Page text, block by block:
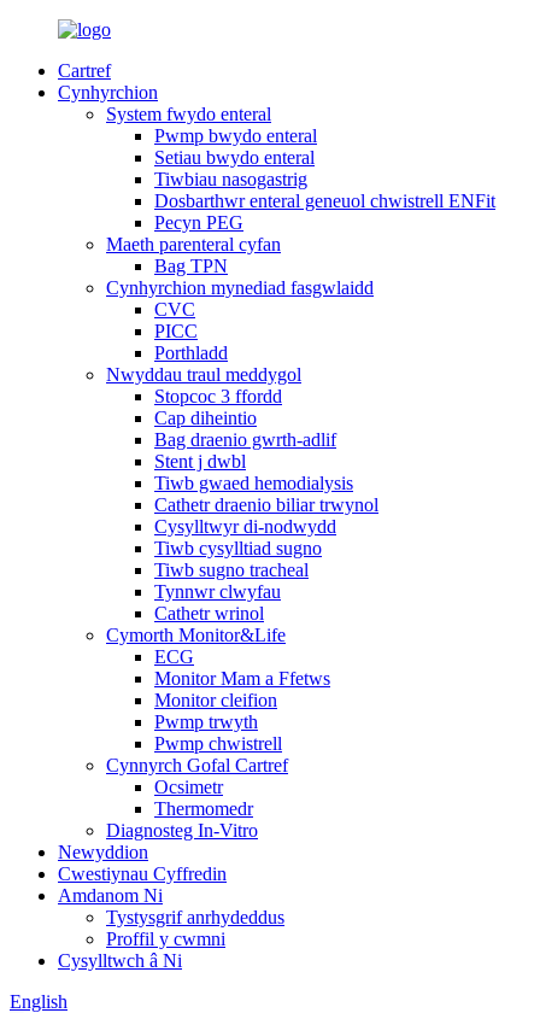
Cartref
Cynhyrchion
System fwydo enteral
Pwmp bwydo enteral
Setiau bwydo enteral
Tiwbiau nasogastrig
Dosbarthwr enteral geneuol chwistrell ENFit
Pecyn PEG
Maeth parenteral cyfan
Bag TPN
Cynhyrchion mynediad fasgwlaidd
CVC
PICC
Porthladd
Nwyddau traul meddygol
Stopcoc 3 ffordd
Cap diheintio
Bag draenio gwrth-adlif
Stent j dwbl
Tiwb gwaed hemodialysis
Cathetr draenio biliar trwynol
Cysylltwyr di-nodwydd
Tiwb cysylltiad sugno
Tiwb sugno tracheal
Tynnwr clwyfau
Cathetr wrinol
Cymorth Monitor&Life
ECG
Monitor Mam a Ffetws
Monitor cleifion
Pwmp trwyth
Pwmp chwistrell
Cynnyrch Gofal Cartref
Ocsimetr
Thermomedr
Diagnosteg In-Vitro
Newyddion
Cwestiynau Cyffredin
Amdanom Ni
Tystysgrif anrhydeddus
Proffil y cwmni
Cysylltwch â Ni
English